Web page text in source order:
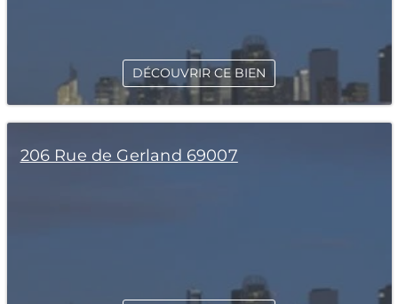
DÉCOUVRIR CE BIEN
206 Rue de Gerland 69007